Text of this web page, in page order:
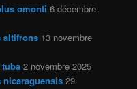
omonti 6 décembre
altifrons 13 novembre
2 novembre 2025
29